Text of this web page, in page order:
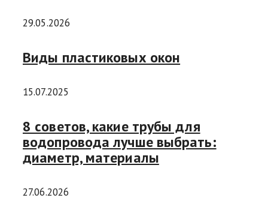
29.05.2026
Виды пластиковых окон
15.07.2025
8 советов, какие трубы для
водопровода лучше выбрать:
диаметр, материалы
27.06.2026